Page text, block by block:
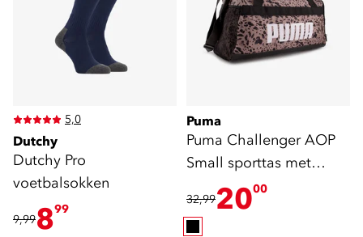
5,0
Dutchy
Dutchy Pro
voetbalsokken
9,99899
Puma
Puma Challenger AOP
Small sporttas met
panterprint 35 liter
32,992000